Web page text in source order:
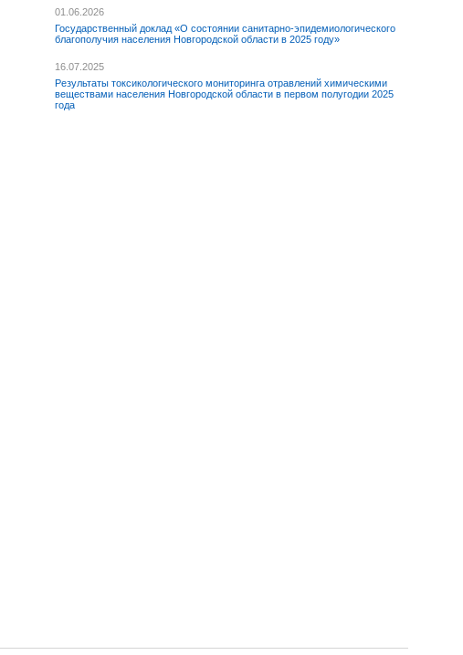
01.06.2026
Государственный доклад «О состоянии санитарно-эпидемиологического
благополучия населения Новгородской области в 2025 году»
16.07.2025
Результаты токсикологического мониторинга отравлений химическими
веществами населения Новгородской области в первом полугодии 2025
года